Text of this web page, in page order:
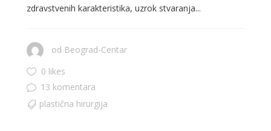
zdravstvenih karakteristika, uzrok stvaranja...
od Beograd-Centar
0 likes
13 komentara
plastična hirurgija